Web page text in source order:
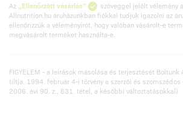
Az „Ellenőrzött vásárlás”
szöveggel jelölt vélemény
Allnutrition.hu áruházunkban fiókkal tudjuk igazolni az
ellenőrizzük a véleményírót, hogy valóban vásárolt-e
megvásárolt terméket használta-e.
FIGYELEM - a leírások másolása és terjesztését
tiltja. 1994. február 4-i törvény a szerzői és szomszédos
2006. évi 90. z., 631. tétel, a későbbi változtatásokkal)